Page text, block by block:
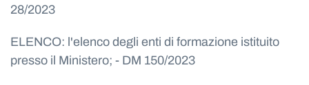
28/2023
ELENCO: l'elenco degli enti di formazione istituito
presso il Ministero; - DM 150/2023